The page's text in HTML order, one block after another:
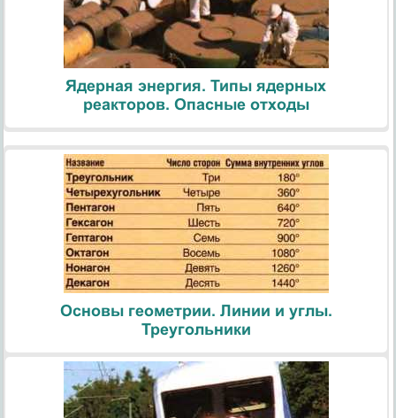
Ядерная энергия. Типы ядерных
реакторов. Опасные отходы
Основы геометрии. Линии и углы.
Треугольники